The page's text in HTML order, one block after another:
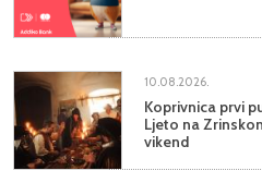
10.08.2026.
Koprivnica prvi
Ljeto na
vikend